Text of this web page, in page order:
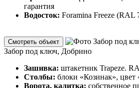
гарантия
Водосток: Foramina Freeze (RAL
Смотреть объект
Забор под ключ, Добрино
Зашивка: штакетник Trapeze.
Столбы: блоки «Козинак», цвет
Ворота, калитка: собственное